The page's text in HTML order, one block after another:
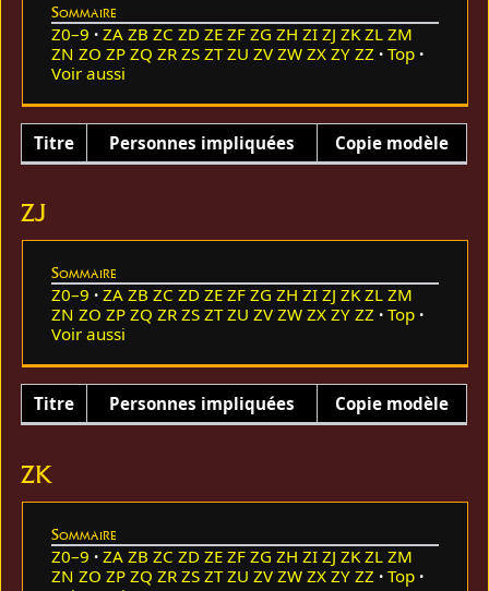
Sommaire
Z0–9 ZA ZB ZC ZD ZE ZF ZG ZH ZI ZJ ZK ZL ZM
ZN ZO ZP ZQ ZR ZS ZT ZU ZV ZW ZX ZY ZZ
Top
Voir aussi
Titre Personnes impliquées Copie modèle
ZJ
Sommaire
Z0–9 ZA ZB ZC ZD ZE ZF ZG ZH ZI ZJ ZK ZL ZM
ZN ZO ZP ZQ ZR ZS ZT ZU ZV ZW ZX ZY ZZ
Top
Voir aussi
Titre Personnes impliquées Copie modèle
ZK
Sommaire
Z0–9 ZA ZB ZC ZD ZE ZF ZG ZH ZI ZJ ZK ZL ZM
ZN ZO ZP ZQ ZR ZS ZT ZU ZV ZW ZX ZY ZZ
Top